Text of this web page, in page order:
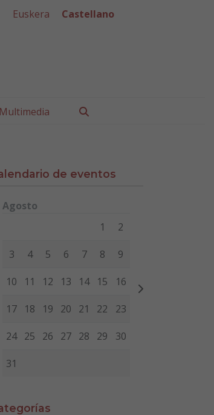
Euskera Castellano
Multimedia
de eventos
Agosto
Miércoles Jueves
1 2
3 4 5 6 7 8 9
10 11 12 13 14 15 16
17 18 19 20 21 22 23
24 25 26 27 28 29 30
31